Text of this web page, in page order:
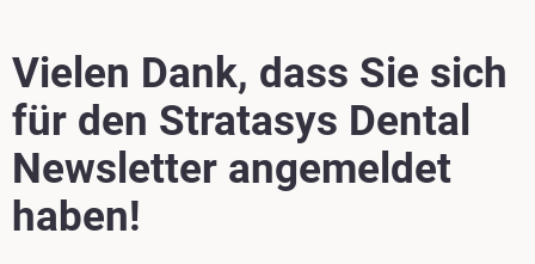
Vielen Dank, dass Sie sich
für den Stratasys Dental
Newsletter angemeldet
haben!